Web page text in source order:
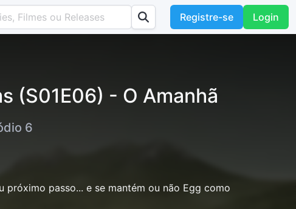
Registre-se Login
(S01E06) - O Amanhã
6
próximo passo... e se mantém ou não Egg como